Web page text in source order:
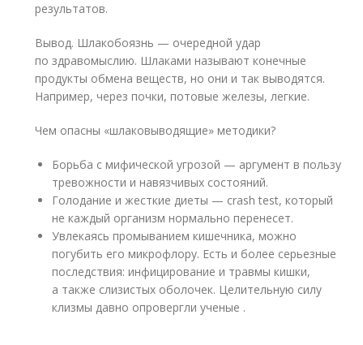
результатов.
Вывод. Шлакобоязнь — очередной удар
по здравомыслию. Шлаками называют конечные
продукты обмена веществ, но они и так выводятся.
Например, через почки, потовые железы, легкие.
Чем опасны «шлаковыводящие» методики?
Борьба с мифической угрозой — аргумент в пользу
тревожности и навязчивых состояний.
Голодание и жесткие диеты — crash test, который
не каждый организм нормально перенесет.
Увлекаясь промыванием кишечника, можно
погубить его микрофлору. Есть и более серьезные
последствия: инфицирование и травмы кишки,
а также слизистых оболочек. Целительную силу
клизмы давно опровергли ученые .